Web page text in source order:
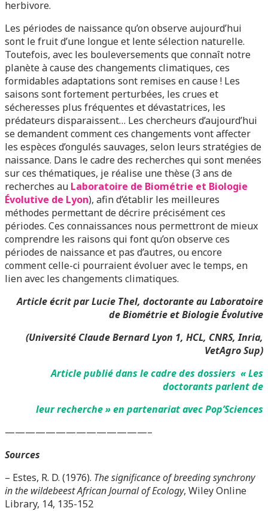
herbivore.
Les périodes de naissance qu’on observe aujourd’hui
sont le fruit d’une longue et lente sélection naturelle.
Toutefois, avec les bouleversements que connaît notre
planète à cause des changements climatiques, ces
formidables adaptations sont remises en cause ! Les
saisons sont fortement perturbées, les crues et
sécheresses plus fréquentes et dévastatrices, les
prédateurs disparaissent… Les chercheurs d’aujourd’hui
se demandent comment ces changements vont affecter
les espèces d’ongulés sauvages, selon leurs stratégies de
naissance. Dans le cadre des recherches qui sont menées
sur ces thématiques, je réalise une thèse (3 ans de
recherches au Laboratoire de Biométrie et Biologie
Évolutive de Lyon), afin d’établir les meilleures
méthodes permettant de décrire précisément ces
périodes. Ces connaissances nous permettront de mieux
comprendre les raisons qui font qu’on observe ces
périodes de naissance et pas d’autres, ou encore
comment celle-ci pourraient évoluer avec le temps, en
lien avec les changements climatiques.
Article écrit par Lucie Thel, doctorante au Laboratoire
de Biométrie et Biologie Évolutive
(Université Claude Bernard Lyon 1, HCL, CNRS, Inria,
VetAgro Sup)
Article publié dans le cadre des dossiers « Les
doctorants parlent de
leur recherche » en partenariat avec Pop’Sciences
——————————————–
Sources
– Estes, R. D. (1976). The significance of breeding synchrony
in the wildebeest African Journal of Ecology, Wiley Online
Library, 14, 135-152